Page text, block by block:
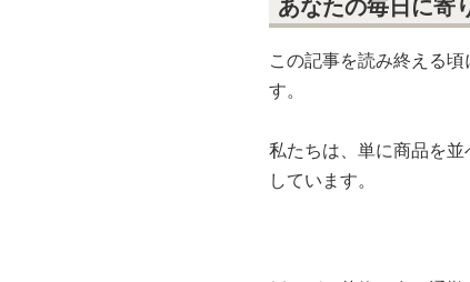
あなたの毎日に寄
この記事を読み終える
す。
私たちは、単に商品を
しています。